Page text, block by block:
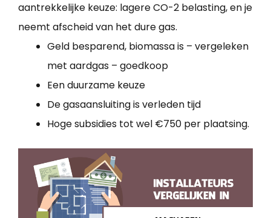
aantrekkelijke keuze: lagere CO-2 belasting, en je
neemt afscheid van het dure gas.
Geld besparend, biomassa is – vergeleken
met aardgas – goedkoop
Een duurzame keuze
De gasaansluiting is verleden tijd
Hoge subsidies tot wel €750 per plaatsing.